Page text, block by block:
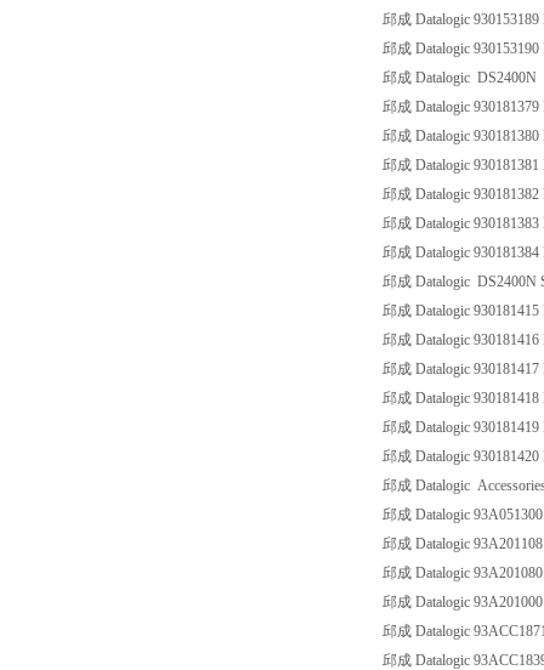
邱成 Datalogic
邱成 Datalogic
邱成 Datalogic DS2400N
邱成 Datalogic
邱成 Datalogic
邱成 Datalogic
邱成 Datalogic
邱成 Datalogic
邱成 Datalogic
邱成 Datalogic DS2400N
邱成 Datalogic
邱成 Datalogic
邱成 Datalogic
邱成 Datalogic
邱成 Datalogic
邱成 Datalogic
邱成 Datalogic
邱成 Datalogic
邱成 Datalogic
邱成 Datalogic
邱成 Datalogic
邱成 Datalogic
邱成 Datalogic